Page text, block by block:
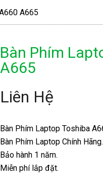
A665
Bàn Phím
A665
Liên Hệ
Bàn Phím Laptop Toshiba
Bàn Phím Laptop Chính Hãng.
Bảo hành 1 năm.
Miễn phí lắp đặt.